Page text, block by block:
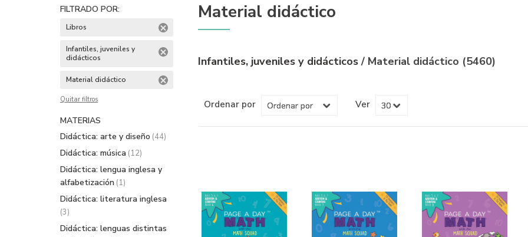
Material didáctico
Infantiles, juveniles y didácticos/ Material didáctico (5460)
Ordenar por Ver
FILTRADO POR:
Libros
Infantiles, juveniles y
didácticos
Material didáctico
Quitar filtros
MATERIAS
Didáctica: arte y diseño (44)
Didáctica: música (12)
Didáctica: lengua inglesa y
alfabetización (1)
Didáctica: literatura inglesa
(3)
Didáctica: lenguas distintas